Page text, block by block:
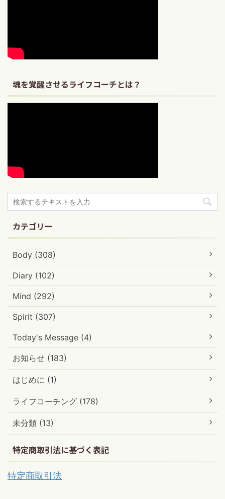
魂を覚醒させるライフコーチとは？
カテゴリー
Body (308)
Diary (102)
Mind (292)
Spirit (307)
Today's Message (4)
お知らせ (183)
はじめに (1)
ライフコーチング (178)
未分類 (13)
特定商取引法に基づく表記
特定商取引法